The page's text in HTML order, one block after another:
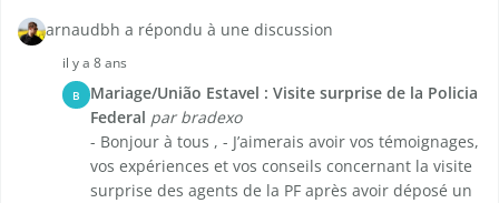
arnaudbh a répondu à une discussion
il y a 8 ans
B
Mariage/União Estavel : Visite surprise de la Policia
Federal par bradexo
- Bonjour à tous , - J’aimerais avoir vos témoignages,
vos expériences et vos conseils concernant la visite
surprise des agents de la PF après avoir déposé un